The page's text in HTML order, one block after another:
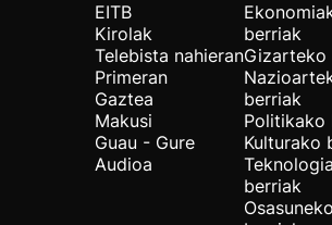
EITB
Kirolak
Telebista nahieran
Primeran
Gaztea
Makusi
Guau - Gure
Audioa
berriak
Gizarteko
berriak
Politikako
Kulturako
berriak
Osasuneko